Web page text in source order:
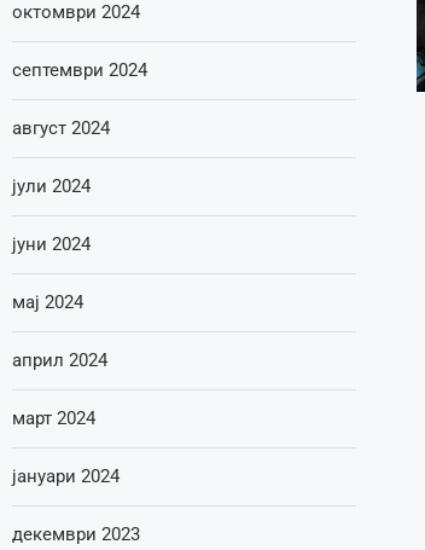
октомври 2024
септември 2024
август 2024
јули 2024
јуни 2024
мај 2024
април 2024
март 2024
јануари 2024
декември 2023